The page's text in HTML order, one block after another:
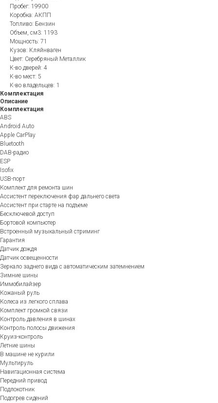
Пробег: 19900
Коробка: АКПП
Топливо: Бензин
Объем, см3: 1193
Мощность: 71
Кузов: Кляйнваген
Цвет: Серебряный Металлик
К-во дверей: 4
К-во мест: 5
К-во владельцев: 1
Комплектация
Описание
Комплектация
ABS
Android Auto
Apple CarPlay
Bluetooth
DAB-радио
ESP
Isofix
USB-порт
Комплект для ремонта шин
Ассистент переключения фар дальнего света
Ассистент при старте на подъеме
Бесключевой доступ
Бортовой компьютер
Встроенный музыкальный стриминг
Гарантия
Датчик дождя
Датчик освещенности
Зеркало заднего вида с автоматическим затемнением
Зимние шины
Иммобилайзер
Кожаный руль
Колеса из легкого сплава
Комплект громкой связи
Контроль давления в шинах
Контроль полосы движения
Круиз-контроль
Летние шины
В машине не курили
Мультируль
Навигационная система
Передний привод
Подлокотник
Подогрев сидений